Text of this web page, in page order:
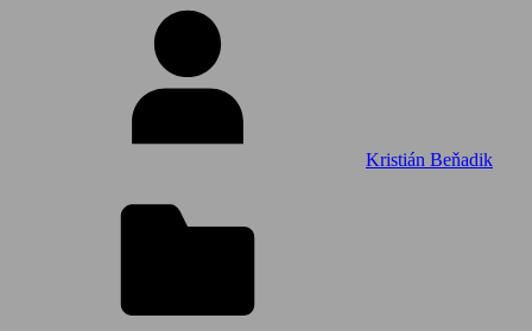
Kristián Beňadik